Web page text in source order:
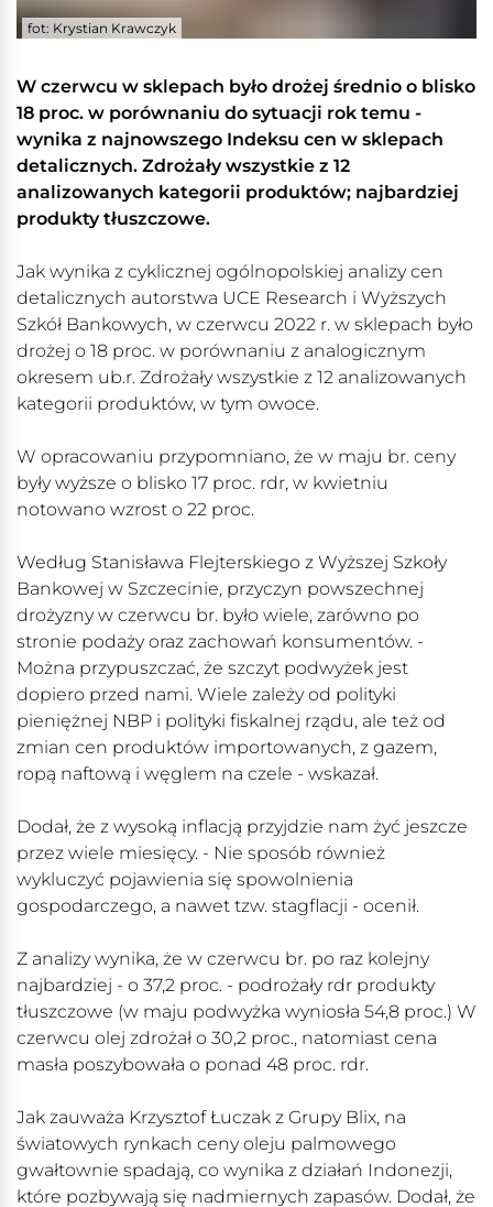
fot: Krystian Krawczyk
W czerwcu w sklepach było drożej średnio o blisko
18 proc. w porównaniu do sytuacji rok temu -
wynika z najnowszego Indeksu cen w sklepach
detalicznych. Zdrożały wszystkie z 12
analizowanych kategorii produktów; najbardziej
produkty tłuszczowe.
Jak wynika z cyklicznej ogólnopolskiej analizy cen
detalicznych autorstwa UCE Research i Wyższych
Szkół Bankowych, w czerwcu 2022 r. w sklepach było
drożej o 18 proc. w porównaniu z analogicznym
okresem ub.r. Zdrożały wszystkie z 12 analizowanych
kategorii produktów, w tym owoce.
W opracowaniu przypomniano, że w maju br. ceny
były wyższe o blisko 17 proc. rdr, w kwietniu
notowano wzrost o 22 proc.
Według Stanisława Flejterskiego z Wyższej Szkoły
Bankowej w Szczecinie, przyczyn powszechnej
drożyzny w czerwcu br. było wiele, zarówno po
stronie podaży oraz zachowań konsumentów. -
Można przypuszczać, że szczyt podwyżek jest
dopiero przed nami. Wiele zależy od polityki
pieniężnej NBP i polityki fiskalnej rządu, ale też od
zmian cen produktów importowanych, z gazem,
ropą naftową i węglem na czele - wskazał.
Dodał, że z wysoką inflacją przyjdzie nam żyć jeszcze
przez wiele miesięcy. - Nie sposób również
wykluczyć pojawienia się spowolnienia
gospodarczego, a nawet tzw. stagflacji - ocenił.
Z analizy wynika, że w czerwcu br. po raz kolejny
najbardziej - o 37,2 proc. - podrożały rdr produkty
tłuszczowe (w maju podwyżka wyniosła 54,8 proc.) W
czerwcu olej zdrożał o 30,2 proc., natomiast cena
masła poszybowała o ponad 48 proc. rdr.
Jak zauważa Krzysztof Łuczak z Grupy Blix, na
światowych rynkach ceny oleju palmowego
gwałtownie spadają, co wynika z działań Indonezji,
które pozbywają się nadmiernych zapasów. Dodał, że